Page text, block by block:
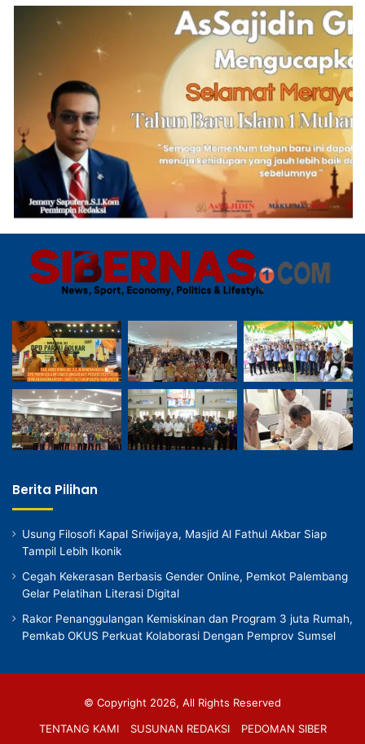
Berita Pilihan
Usung Filosofi Kapal Sriwijaya, Masjid Al Fathul Akbar Siap
Tampil Lebih Ikonik
Cegah Kekerasan Berbasis Gender Online, Pemkot Palembang
Gelar Pelatihan Literasi Digital
Rakor Penanggulangan Kemiskinan dan Program 3 juta Rumah,
Pemkab OKUS Perkuat Kolaborasi Dengan Pemprov Sumsel
© Copyright 2026, All Rights Reserved
TENTANG KAMI
SUSUNAN REDAKSI PEDOMAN SIBER